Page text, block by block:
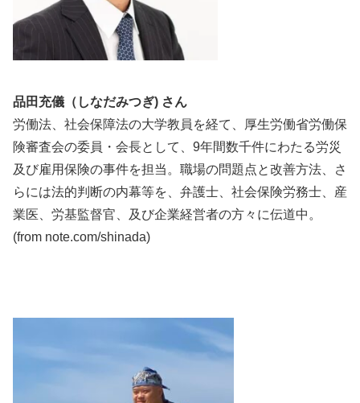
品田充儀（しなだみつぎ) さん
労働法、社会保障法の大学教員を経て、厚生労働省労働保
険審査会の委員・会長として、9年間数千件にわたる労災
及び雇用保険の事件を担当。職場の問題点と改善方法、さ
らには法的判断の内幕等を、弁護士、社会保険労務士、産
業医、労基監督官、及び企業経営者の方々に伝道中。
(from note.com/shinada)